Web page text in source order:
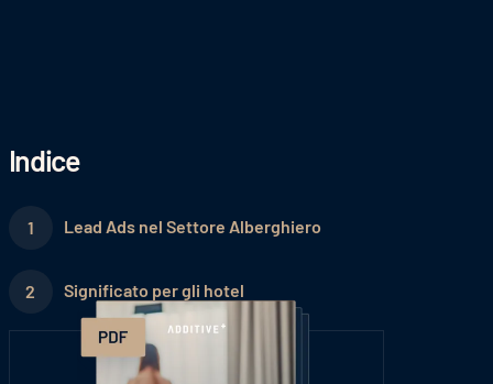
Indice
Lead Ads nel Settore Alberghiero
Significato per gli hotel